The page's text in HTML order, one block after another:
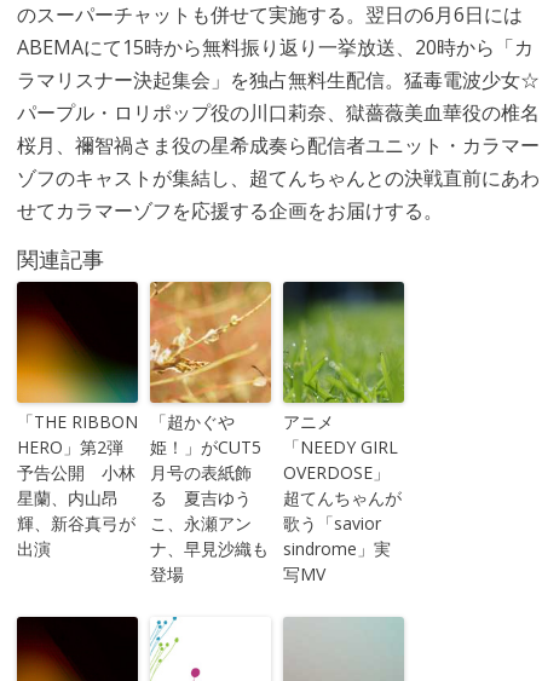
のスーパーチャットも併せて実施する。翌日の6月6日には
ABEMAにて15時から無料振り返り一挙放送、20時から「カ
ラマリスナー決起集会」を独占無料生配信。猛毒電波少女☆
パープル・ロリポップ役の川口莉奈、獄薔薇美血華役の椎名
桜月、禰智禍さま役の星希成奏ら配信者ユニット・カラマー
ゾフのキャストが集結し、超てんちゃんとの決戦直前にあわ
せてカラマーゾフを応援する企画をお届けする。
関連記事
「THE RIBBON
HERO」第2弾
予告公開 小林
星蘭、内山昂
輝、新谷真弓が
出演
「超かぐや
姫！」がCUT5
月号の表紙飾
る 夏吉ゆう
こ、永瀬アン
ナ、早見沙織も
登場
アニメ
「NEEDY GIRL
OVERDOSE」
超てんちゃんが
歌う「savior
sindrome」実
写MV